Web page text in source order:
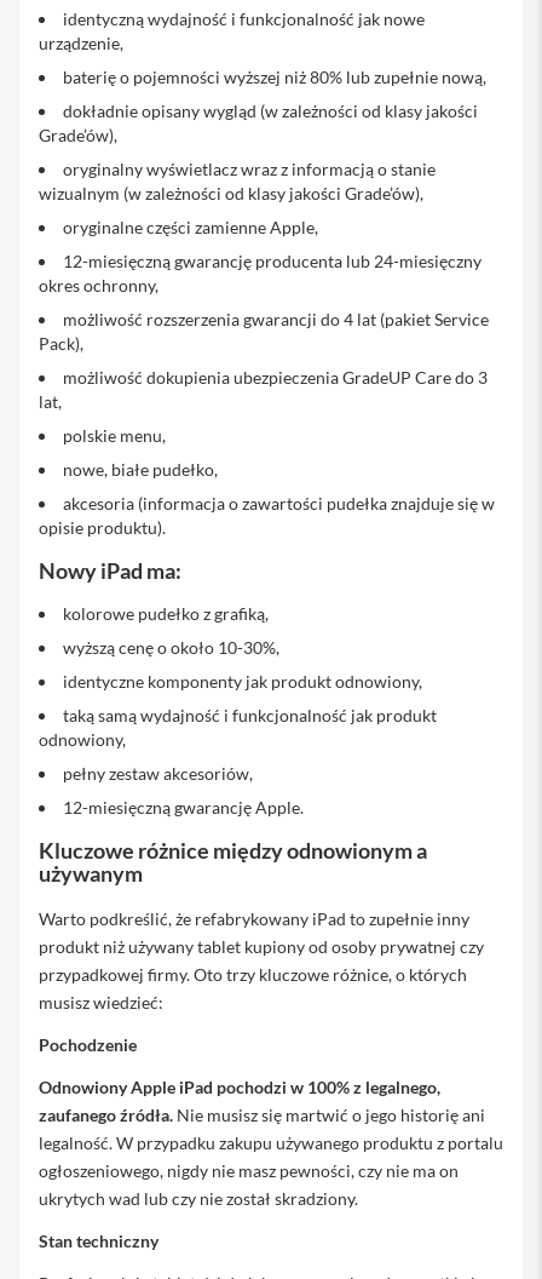
i
P
o
n
e
7
P
h
o
e
1
6
r
o
i
P
h
n
1
P
l
s
i
h
n
e
5
P
o
P
o
n
e
P
o
identyczną wydajność i funkcjonalność jak nowe
urządzenie,
baterię o pojemności wyższej niż 80% lub zupełnie nową,
dokładnie opisany wygląd (w zależności od klasy jakości
Grade’ów),
oryginalny wyświetlacz wraz z informacją o stanie
wizualnym (w zależności od klasy jakości Grade’ów),
oryginalne części zamienne Apple,
12-miesięczną gwarancję producenta lub 24-miesięczny
okres ochronny,
możliwość rozszerzenia gwarancji do 4 lat (pakiet Service
Pack),
możliwość dokupienia ubezpieczenia GradeUP Care do 3
lat,
polskie menu,
nowe, białe pudełko,
akcesoria (informacja o zawartości pudełka znajduje się w
opisie produktu).
Nowy iPad ma:
kolorowe pudełko z grafiką,
wyższą cenę o około 10-30%,
identyczne komponenty jak produkt odnowiony,
taką samą wydajność i funkcjonalność jak produkt
odnowiony,
pełny zestaw akcesoriów,
12-miesięczną gwarancję Apple.
Kluczowe różnice między odnowionym a
używanym
Warto podkreślić, że refabrykowany iPad to zupełnie inny
produkt niż używany tablet kupiony od osoby prywatnej czy
przypadkowej firmy. Oto trzy kluczowe różnice, o których
musisz wiedzieć:
Pochodzenie
Odnowiony Apple iPad pochodzi w 100% z legalnego,
zaufanego źródła. Nie musisz się martwić o jego historię ani
legalność. W przypadku zakupu używanego produktu z portalu
ogłoszeniowego, nigdy nie masz pewności, czy nie ma on
ukrytych wad lub czy nie został skradziony.
Stan techniczny